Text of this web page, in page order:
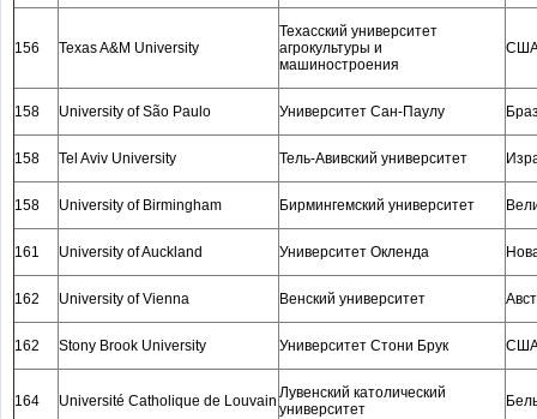
156 Texas A&M University
Техасский университет
агрокультуры и
машиностроения
158 University of São Paulo Университет Сан-Паулу
158 Tel Aviv University Тель-Авивский университет
158 University of Birmingham Бирмингемский университет
161 University of Auckland Университет Окленда
162 University of Vienna Венский университет
162 Stony Brook University Университет Стони Брук
164 Université Catholique de Louvain Лувенский католический
университет